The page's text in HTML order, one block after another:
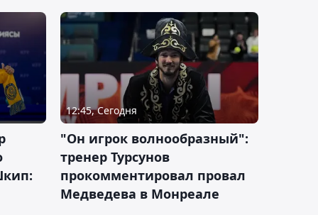
12:45, Сегодня
"Он игрок волнообразный":
тренер Турсунов
прокомментировал провал
Медведева в Монреале